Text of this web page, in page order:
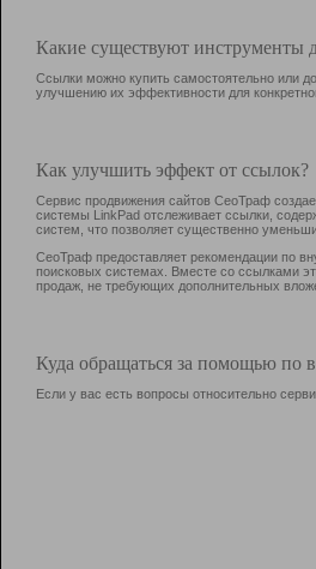
Какие существуют инструменты
Ссылки можно купить самостоятельно или
улучшению их эффективности для
Как улучшить эффект от ссылок?
Сервис продвижения сайтов СеоТраф
системы LinkPad отслеживает ссылки,
систем, что позволяет существенно
СеоТраф предоставляет рекомендации по
поисковых системах. Вместе со ссылками
продаж, не требующих дополнительных
Куда обращаться за помощью по
Если у вас есть вопросы относительно